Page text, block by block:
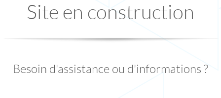
Site en construction
Besoin d'assistance ou d'informations ?